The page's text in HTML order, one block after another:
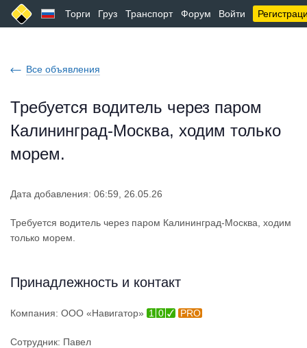
Торги Груз Транспорт Форум Войти
Все объявления
Требуется водитель через паром
Калининград-Москва, ходим только
морем.
Дата добавления: 06:59, 26.05.26
Требуется водитель через паром Калининград-Москва, ходим
только морем.
Принадлежность и контакт
Компания: ООО «Навигатор» 1 0 PRO
Сотрудник: Павел